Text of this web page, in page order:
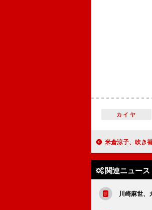
カイヤ
米倉涼子、吹き替え版を見ると「
関連ニュース
川崎麻世、